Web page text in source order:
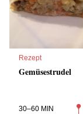
Rezept
Gemüsestrudel
30–60 MIN